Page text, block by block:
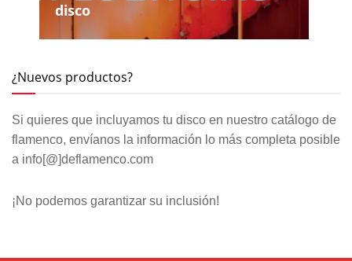
disco
¿Nuevos productos?
Si quieres que incluyamos tu disco en nuestro catálogo de
flamenco, envíanos la información lo más completa posible
a info[@]deflamenco.com
¡No podemos garantizar su inclusión!